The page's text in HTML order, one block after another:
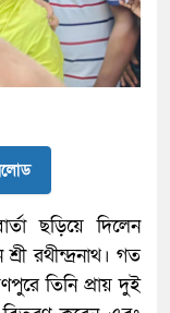
ছড়িয়ে দিলেন
রথীন্দ্রনাথ। গত
তিনি প্রায় দুই